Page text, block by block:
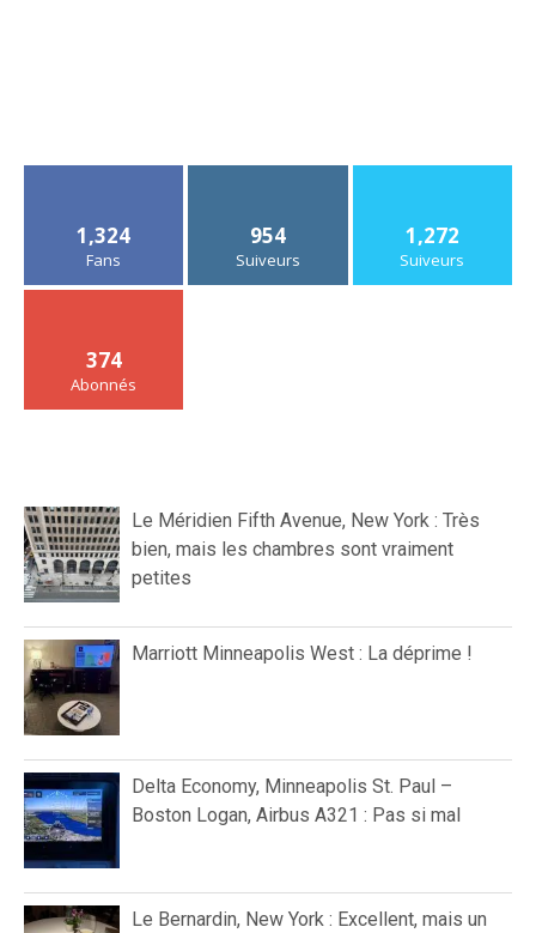
1,324
Fans
954
Suiveurs
1,272
Suiveurs
374
Abonnés
Le Méridien Fifth Avenue, New York : Très
bien, mais les chambres sont vraiment
petites
Marriott Minneapolis West : La déprime !
Delta Economy, Minneapolis St. Paul –
Boston Logan, Airbus A321 : Pas si mal
Le Bernardin, New York : Excellent, mais un